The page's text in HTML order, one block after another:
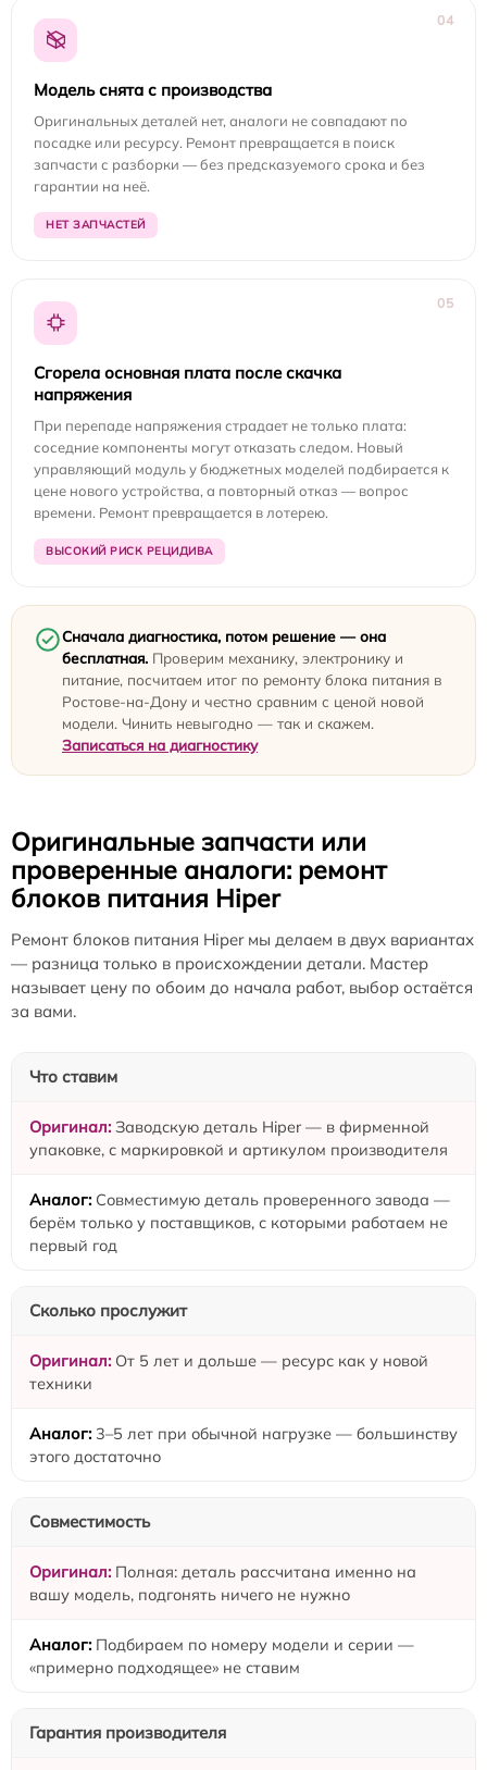
04
Модель снята с производства
Оригинальных деталей нет, аналоги не совпадают по
посадке или ресурсу. Ремонт превращается в поиск
запчасти с разборки — без предсказуемого срока и без
гарантии на неё.
НЕТ ЗАПЧАСТЕЙ
05
Сгорела основная плата после скачка
напряжения
При перепаде напряжения страдает не только плата:
соседние компоненты могут отказать следом. Новый
управляющий модуль у бюджетных моделей подбирается к
цене нового устройства, а повторный отказ — вопрос
времени. Ремонт превращается в лотерею.
ВЫСОКИЙ РИСК РЕЦИДИВА
Сначала диагностика, потом решение — она
бесплатная. Проверим механику, электронику и
питание, посчитаем итог по ремонту блока питания в
Ростове-на-Дону и честно сравним с ценой новой
модели. Чинить невыгодно — так и скажем.
Записаться на диагностику
Оригинальные запчасти или
проверенные аналоги: ремонт
блоков питания Hiper
Ремонт блоков питания Hiper мы делаем в двух вариантах
— разница только в происхождении детали. Мастер
называет цену по обоим до начала работ, выбор остаётся
за вами.
Что ставим
Заводскую деталь Hiper — в фирменной
упаковке, с маркировкой и артикулом производителя
Совместимую деталь проверенного завода —
берём только у поставщиков, с которыми работаем не
первый год
Сколько прослужит
От 5 лет и дольше — ресурс как у новой
техники
3–5 лет при обычной нагрузке — большинству
этого достаточно
Совместимость
Полная: деталь рассчитана именно на
вашу модель, подгонять ничего не нужно
Подбираем по номеру модели и серии —
«примерно подходящее» не ставим
Гарантия производителя